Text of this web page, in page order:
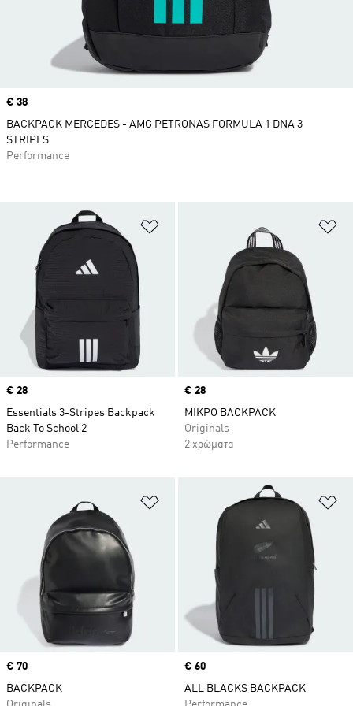
Προσθήκη στη Λίστα Επιθυμιών
Price
€ 28
Essentials 3-Stripes Backpack
Back To School 2
Performance
Price
€ 28
ΜΙΚΡΟ BACKPACK
Originals
2 χρώματα
Προσθήκη στη Λίστα Επιθυμιών
Price
€ 70
BACKPACK
Price
€ 60
ALL BLACKS BACKPACK
Price
€ 38
BACKPACK MERCEDES - AMG PETRONAS FORMULA 1 DNA 3
STRIPES
Performance